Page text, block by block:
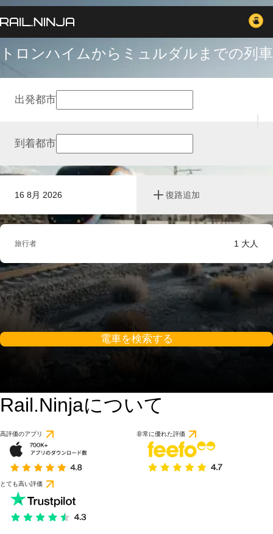
トロンハイムからミュルダルまでの列車
16 8月 2026 復路追加
出発都市
到着都市
旅行者 1 大人
電車を検索する
Rail.Ninjaについて
高評価のアプリ 非常に優れた評価
とても高い評価